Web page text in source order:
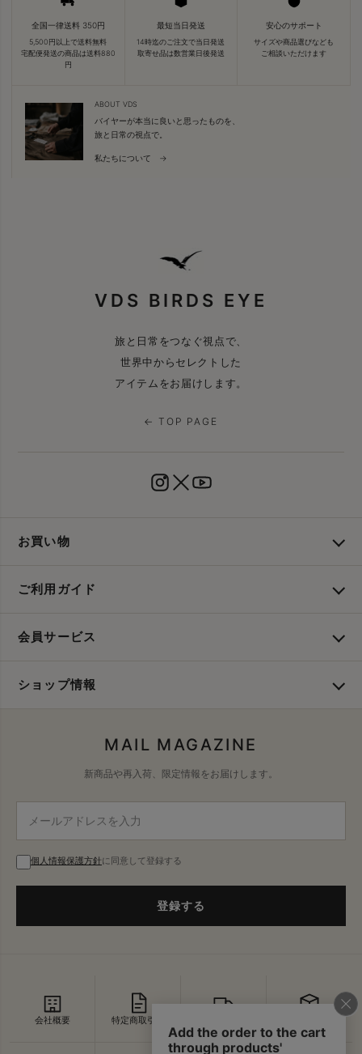
全国一律送料 350円
5,500円以上で送料無料
宅配便発送の商品は送料880
円
最短当日発送
14時迄のご注文で当日発送
取寄せ品は数営業日後発送
安心のサポート
サイズや商品選びなども
ご相談いただけます
ABOUT VDS
バイヤーが本当に良いと思ったものを、
旅と日常の視点で。
私たちについて →
VDS BIRDS EYE
旅と日常をつなぐ視点で、
世界中からセレクトした
アイテムをお届けします。
← TOP PAGE
お買い物
ご利用ガイド
会員サービス
ショップ情報
MAIL MAGAZINE
新商品や再入荷、限定情報をお届けします。
個人情報保護方針に同意して登録する
登録する
会社概要 特定商取引法